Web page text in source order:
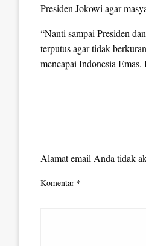
Presiden Jokowi agar
“Nanti sampai Presiden
terputus agar tidak
mencapai Indonesia
Alamat email Anda tidak
Komentar *